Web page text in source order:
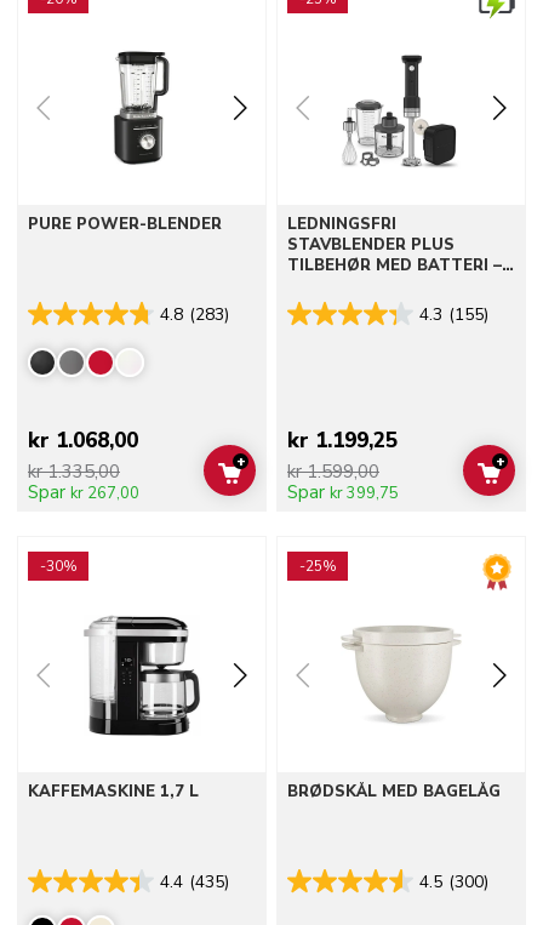
PURE POWER-BLENDER
4.8 (283)
kr 1.068,00
kr 1.335,00
Spar kr 267,00
ADD TO CART
+
LEDNINGSFRI
STAVBLENDER PLUS
TILBEHØR MED BATTERI –
4.3 (155)
kr 1.199,25
kr 1.599,00
Spar kr 399,75
ADD
+
-30%
KAFFEMASKINE 1,7 L
4.4 (435)
-25%
BRØDSKÅL MED BAGELÅG
4.5 (300)